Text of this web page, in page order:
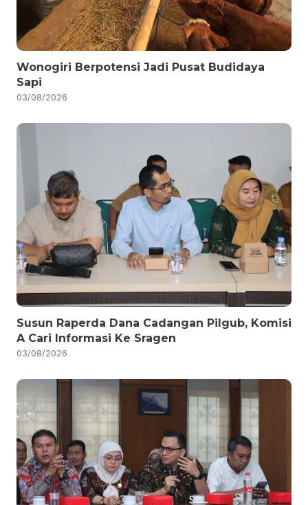
Wonogiri Berpotensi Jadi Pusat Budidaya
Sapi
03/08/2026
Susun Raperda Dana Cadangan Pilgub, Komisi
A Cari Informasi Ke Sragen
03/08/2026